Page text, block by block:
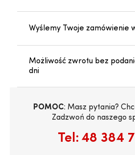
Wyślemy Twoje zamówienie
Możliwość zwrotu bez
dni
POMOC: Masz pytania?
Zadzwoń do naszego
Tel: 48 384